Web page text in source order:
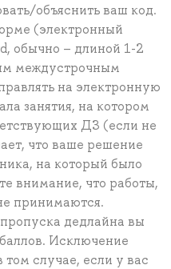
объяснить ваш код.
(электронный
обычно – длиной 1-2
междустрочным
на электронную
занятия, на котором
ДЗ (если не
что ваше решение
на который было
внимание, что работы,
принимаются.
дедлайна вы
Исключение
том случае, если у вас